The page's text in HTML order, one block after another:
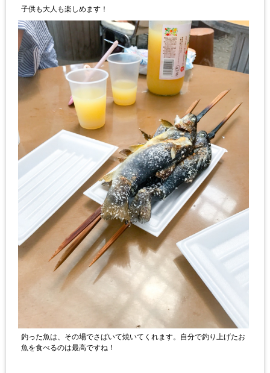
子供も大人も楽しめます！
釣った魚は、その場でさばいて焼いてくれます。自分で釣り上げたお
魚を食べるのは最高ですね！